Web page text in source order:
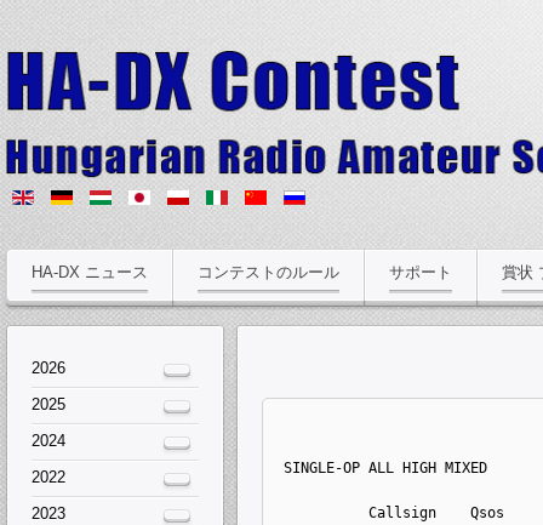
HA-DX ニュース コンテストのルール サポート 賞状
SINGLE-OP ALL HIGH MIXED
Callsign    Qsos
2026
2025
2024
2022
2023